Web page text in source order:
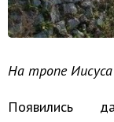
На тропе
Появились